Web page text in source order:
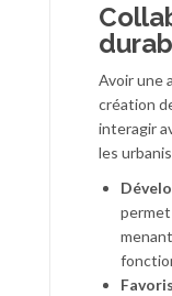
Avoir une
création
interagir
les